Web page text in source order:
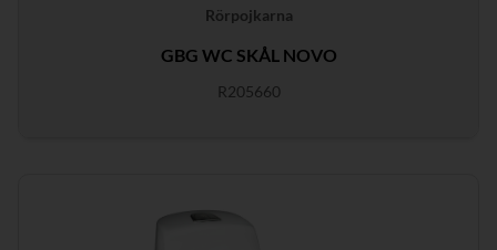
Rörpojkarna
GBG WC SKÅL NOVO
R205660